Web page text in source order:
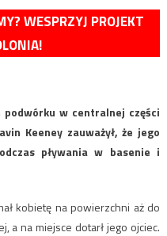
WESPRZYJ PROJEKT
podwórku w centralnej części
Keeney zauważył, że jego
pływania w basenie i
kobietę na powierzchni aż do
a na miejsce dotarł jego ojciec.